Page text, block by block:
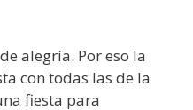
alegría. Por eso la
con todas las de la
fiesta para